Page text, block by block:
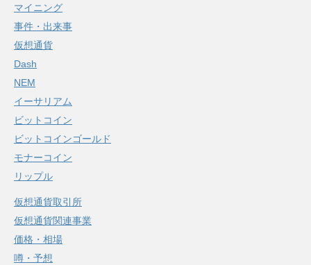
マイニング
事件・出来事
仮想通貨
Dash
NEM
イーサリアム
ビットコイン
ビットコインゴールド
モナーコイン
リップル
仮想通貨取引所
仮想通貨関連事業
価格・相場
噂・予想